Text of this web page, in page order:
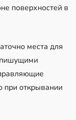
поверхностей в
места для
пишущими
при открывании